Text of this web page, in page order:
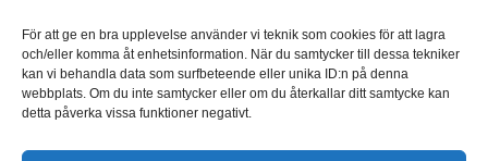
För att ge en bra upplevelse använder vi teknik som cookies för att lagra
och/eller komma åt enhetsinformation. När du samtycker till dessa tekniker
kan vi behandla data som surfbeteende eller unika ID:n på denna
webbplats. Om du inte samtycker eller om du återkallar ditt samtycke kan
detta påverka vissa funktioner negativt.
Vårt verksamhetsutrymme HÖRNAN ligger i Sibbo.
Torpvägen 9 B 13,
01150 Söderkulla
Beställnings- och leveransvillkor
Sekretesspolicy